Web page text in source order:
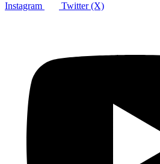
Instagram Twitter (X)